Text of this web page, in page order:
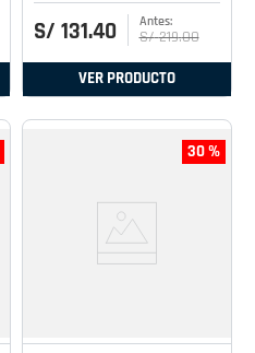
S/ 131.40 S/ 219.00
VER PRODUCTO
30 %